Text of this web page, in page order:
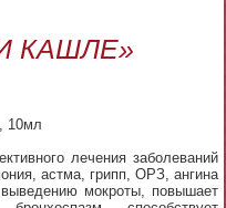
КАШЛЕ»
10мл
лечения заболеваний
астма, грипп, ОРЗ, ангина
мокроты, повышает